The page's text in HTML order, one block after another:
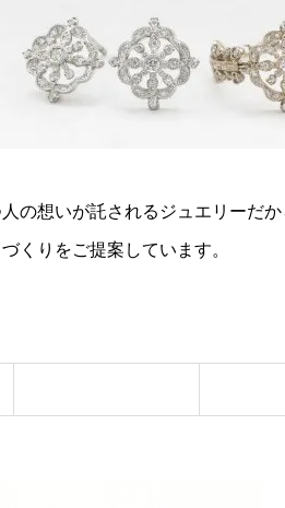
の想いが託されるジュエリーだ
くりをご提案しています。